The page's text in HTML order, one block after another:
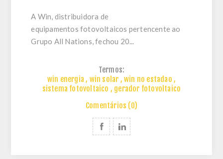
A Win, distribuidora de
equipamentosfotovoltaicos pertencente ao
Grupo All Nations, fechou 20...
Termos:
win energia , win solar , win no estadao ,
sistema fotovoltaico , gerador fotovoltaico
Comentários (0)